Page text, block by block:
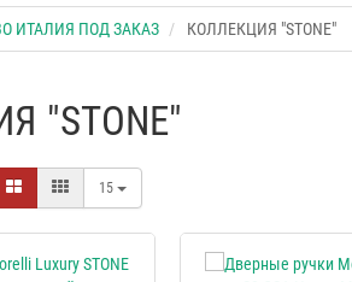
ИТАЛИЯ ПОД ЗАКАЗ КОЛЛЕКЦИЯ "STONE"
"STONE"
15